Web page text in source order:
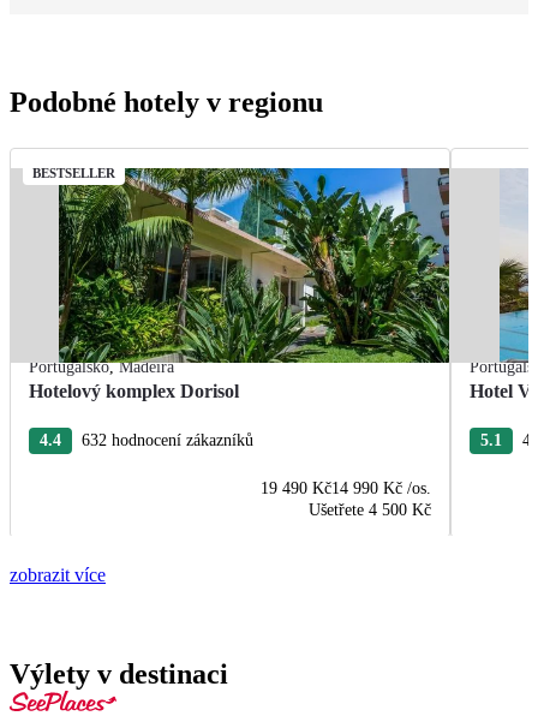
Podobné hotely v regionu
BESTSELLER
Portugalsko,Madeira
Hotelový komplex Dorisol
4.4 632 hodnocení zákazníků
19 490 Kč14 990 Kč /os.
Ušetřete 4 500 Kč
Hotel
5.1
zobrazit více
Výlety v destinaci